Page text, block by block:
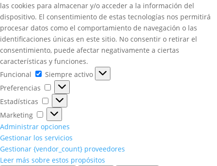
las cookies para almacenar y/o acceder a la información del
dispositivo. El consentimiento de estas tecnologías nos permitirá
procesar datos como el comportamiento de navegación o las
identificaciones únicas en este sitio. No consentir o retirar el
consentimiento, puede afectar negativamente a ciertas
características y funciones.
Funcional
Funcional
Siempre activo
Preferencias
Preferencias
Estadísticas
Estadísticas
Marketing
Marketing
Administrar opciones
Gestionar los servicios
Gestionar {vendor_count} proveedores
Leer más sobre estos propósitos